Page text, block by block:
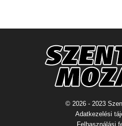
© 2026 - 2023
Adatkezelési
Felhasználási